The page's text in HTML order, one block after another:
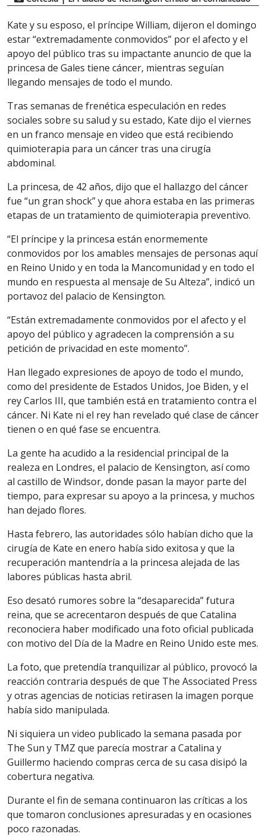
Kate y su esposo, el príncipe William, dijeron el domingo
estar “extremadamente conmovidos” por el afecto y el
apoyo del público tras su impactante anuncio de que la
princesa de Gales tiene cáncer, mientras seguían
llegando mensajes de todo el mundo.
Tras semanas de frenética especulación en redes
sociales sobre su salud y su estado, Kate dijo el viernes
en un franco mensaje en video que está recibiendo
quimioterapia para un cáncer tras una cirugía
abdominal.
La princesa, de 42 años, dijo que el hallazgo del cáncer
fue “un gran shock” y que ahora estaba en las primeras
etapas de un tratamiento de quimioterapia preventivo.
“El príncipe y la princesa están enormemente
conmovidos por los amables mensajes de personas aquí
en Reino Unido y en toda la Mancomunidad y en todo el
mundo en respuesta al mensaje de Su Alteza”, indicó un
portavoz del palacio de Kensington.
“Están extremadamente conmovidos por el afecto y el
apoyo del público y agradecen la comprensión a su
petición de privacidad en este momento”.
Han llegado expresiones de apoyo de todo el mundo,
como del presidente de Estados Unidos, Joe Biden, y el
rey Carlos III, que también está en tratamiento contra el
cáncer. Ni Kate ni el rey han revelado qué clase de cáncer
tienen o en qué fase se encuentra.
La gente ha acudido a la residencial principal de la
realeza en Londres, el palacio de Kensington, así como
al castillo de Windsor, donde pasan la mayor parte del
tiempo, para expresar su apoyo a la princesa, y muchos
han dejado flores.
Hasta febrero, las autoridades sólo habían dicho que la
cirugía de Kate en enero había sido exitosa y que la
recuperación mantendría a la princesa alejada de las
labores públicas hasta abril.
Eso desató rumores sobre la “desaparecida” futura
reina, que se acrecentaron después de que Catalina
reconociera haber modificado una foto oficial publicada
con motivo del Día de la Madre en Reino Unido este mes.
La foto, que pretendía tranquilizar al público, provocó la
reacción contraria después de que The Associated Press
y otras agencias de noticias retirasen la imagen porque
había sido manipulada.
Ni siquiera un video publicado la semana pasada por
The Sun y TMZ que parecía mostrar a Catalina y
Guillermo haciendo compras cerca de su casa disipó la
cobertura negativa.
Durante el fin de semana continuaron las críticas a los
que tomaron conclusiones apresuradas y en ocasiones
poco razonadas.